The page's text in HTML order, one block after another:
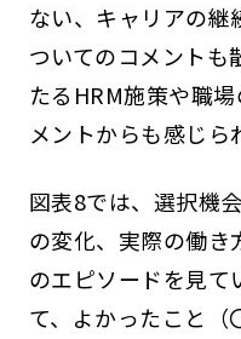
ない、キャリアの継
ついてのコメントも
たるHRM施策や職
メントからも感じら
図表8では、選択機
の変化、実際の働き
のエピソードを見て
て、よかったこと（